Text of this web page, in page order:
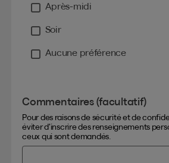
Après-midi
Soir
Aucune préférence
Commentaires (facultatif)
Pour des raisons de sécurité et de
éviter d’inscrire des renseignements
ceux qui sont demandés.